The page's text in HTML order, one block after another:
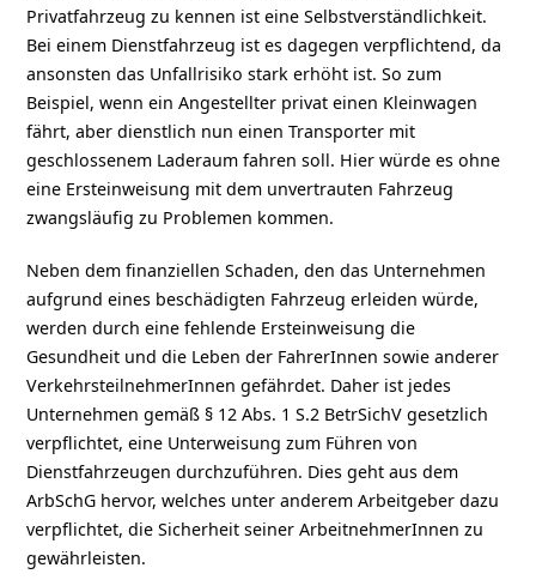
Privatfahrzeug zu kennen ist eine Selbstverständlichkeit.
Bei einem Dienstfahrzeug ist es dagegen verpflichtend, da
ansonsten das Unfallrisiko stark erhöht ist. So zum
Beispiel, wenn ein Angestellter privat einen Kleinwagen
fährt, aber dienstlich nun einen Transporter mit
geschlossenem Laderaum fahren soll. Hier würde es ohne
eine Ersteinweisung mit dem unvertrauten Fahrzeug
zwangsläufig zu Problemen kommen.
Neben dem finanziellen Schaden, den das Unternehmen
aufgrund eines beschädigten Fahrzeug erleiden würde,
werden durch eine fehlende Ersteinweisung die
Gesundheit und die Leben der FahrerInnen sowie anderer
VerkehrsteilnehmerInnen gefährdet. Daher ist jedes
Unternehmen gemäß § 12 Abs. 1 S.2 BetrSichV gesetzlich
verpflichtet, eine Unterweisung zum Führen von
Dienstfahrzeugen durchzuführen. Dies geht aus dem
ArbSchG hervor, welches unter anderem Arbeitgeber dazu
verpflichtet, die Sicherheit seiner ArbeitnehmerInnen zu
gewährleisten.